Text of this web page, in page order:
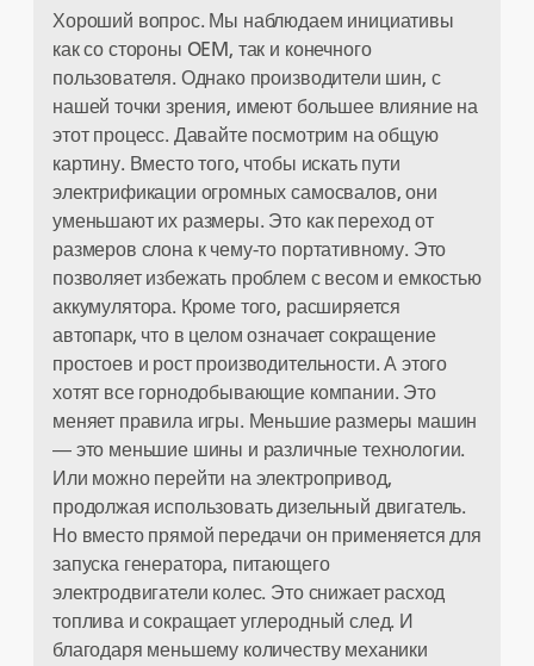
Хороший вопрос. Мы наблюдаем инициативы
как со стороны OEM, так и конечного
пользователя. Однако производители шин, с
нашей точки зрения, имеют большее влияние на
этот процесс. Давайте посмотрим на общую
картину. Вместо того, чтобы искать пути
электрификации огромных самосвалов, они
уменьшают их размеры. Это как переход от
размеров слона к чему-то портативному. Это
позволяет избежать проблем с весом и емкостью
аккумулятора. Кроме того, расширяется
автопарк, что в целом означает сокращение
простоев и рост производительности. А этого
хотят все горнодобывающие компании. Это
меняет правила игры. Меньшие размеры машин
— это меньшие шины и различные технологии.
Или можно перейти на электропривод,
продолжая использовать дизельный двигатель.
Но вместо прямой передачи он применяется для
запуска генератора, питающего
электродвигатели колес. Это снижает расход
топлива и сокращает углеродный след. И
благодаря меньшему количеству механики